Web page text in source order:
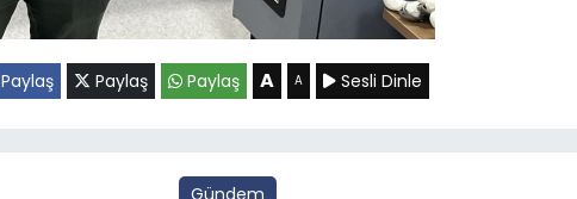
Paylaş Paylaş Paylaş A A Sesli Dinle